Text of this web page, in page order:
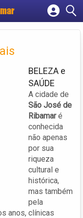
BELEZA e
SAÚDE
A cidade de
São José de
Ribamaré
conhecida
não apenas
por sua
riqueza
cultural e
histórica,
mas também
pela
anos, clínicas